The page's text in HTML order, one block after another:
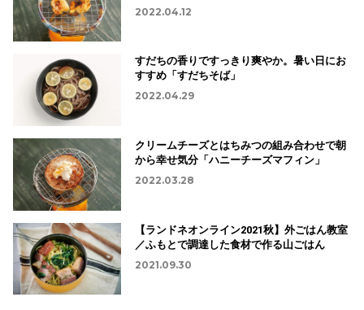
2022.04.12
すだちの香りですっきり爽やか。暑い日にお
すすめ「すだちそば」
2022.04.29
クリームチーズとはちみつの組み合わせで朝
から幸せ気分「ハニーチーズマフィン」
2022.03.28
【ランドネオンライン2021秋】外ごはん教室
／ふもとで調達した食材で作る山ごはん
2021.09.30